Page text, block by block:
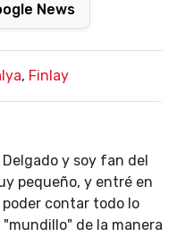
News
, Finlay
Delgado y soy fan del
pequeño, y entré en
contar todo lo
de la manera